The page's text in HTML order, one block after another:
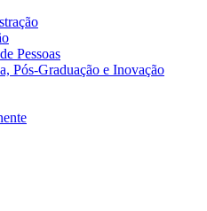
Pessoas
Pós-Graduação e Inovação